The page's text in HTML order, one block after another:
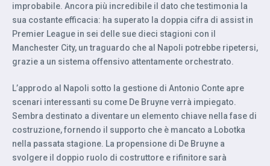
improbabile. Ancora più incredibile il dato che testimonia la
sua costante efficacia: ha superato la doppia cifra di assist in
Premier League in sei delle sue dieci stagioni con il
Manchester City, un traguardo che al Napoli potrebbe ripetersi,
grazie a un sistema offensivo attentamente orchestrato.
L’approdo al Napoli sotto la gestione di Antonio Conte apre
scenari interessanti su come De Bruyne verrà impiegato.
Sembra destinato a diventare un elemento chiave nella fase di
costruzione, fornendo il supporto che è mancato a Lobotka
nella passata stagione. La propensione di De Bruyne a
svolgere il doppio ruolo di costruttore e rifinitore sarà